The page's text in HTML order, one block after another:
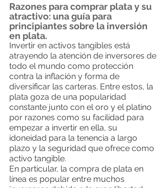
Razones para comprar plata y su
atractivo: una guía para
principiantes sobre la inversión
en plata.
Invertir en activos tangibles está
atrayendo la atención de inversores de
todo el mundo como protección
contra la inflación y forma de
diversificar las carteras. Entre estos, la
plata goza de una popularidad
constante junto con el oro y el platino
por razones como su facilidad para
empezar a invertir en ella, su
idoneidad para la tenencia a largo
plazo y la seguridad que ofrece como
activo tangible.
En particular, la compra de plata en
línea es popular entre muchos